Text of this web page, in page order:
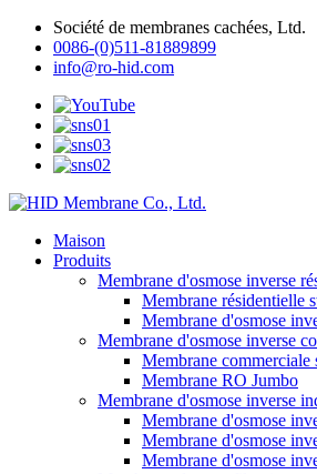
Société de membranes cachées, Ltd.
0086-(0)511-81889899
info@ro-hid.com
Maison
Produits
Membrane d'osmose inverse
Membrane résidentielle
Membrane d'osmose
Membrane d'osmose inverse
Membrane commerciale
Membrane RO Jumbo
Membrane d'osmose inverse
Membrane d'osmose
Membrane d'osmose
Membrane d'osmose